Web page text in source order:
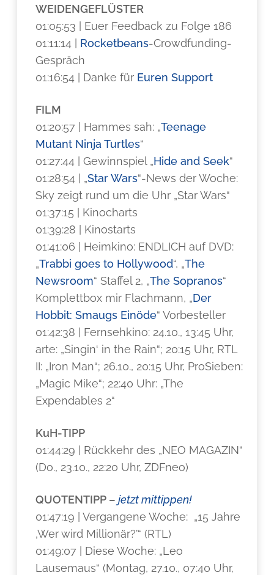
WEIDENGEFLÜSTER
01:05:53 | Euer Feedback zu Folge 186
01:11:14 | Rocketbeans-Crowdfunding-
Gespräch
01:16:54 | Danke für Euren Support
FILM
01:20:57 | Hammes sah: „Teenage
Mutant Ninja Turtles“
01:27:44 | Gewinnspiel „Hide and Seek“
01:28:54 | „Star Wars“-News der Woche:
Sky zeigt rund um die Uhr „Star Wars“
01:37:15 | Kinocharts
01:39:28 | Kinostarts
01:41:06 | Heimkino: ENDLICH auf DVD:
„Trabbi goes to Hollywood“, „The
Newsroom“ Staffel 2, „The Sopranos“
Komplettbox mir Flachmann, „Der
Hobbit: Smaugs Einöde“ Vorbesteller
01:42:38 | Fernsehkino: 24.10., 13:45 Uhr,
arte: „Singin‘ in the Rain“; 20:15 Uhr, RTL
II: „Iron Man“; 26.10., 20:15 Uhr, ProSieben:
„Magic Mike“; 22:40 Uhr: „The
Expendables 2“
KuH-TIPP
01:44:29 | Rückkehr des „NEO MAGAZIN“
(Do., 23.10., 22:20 Uhr, ZDFneo)
QUOTENTIPP –jetzt mittippen!
01:47:19 | Vergangene Woche: „15 Jahre
‚Wer wird Millionär?’“ (RTL)
01:49:07 | Diese Woche: „Leo
Lausemaus“ (Montag, 27.10., 07:40 Uhr,